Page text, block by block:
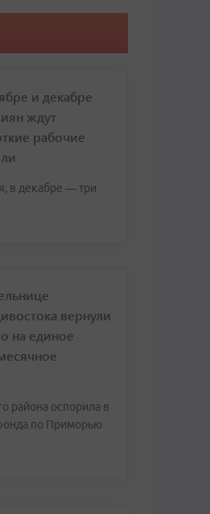
и декабре
ждут
рабочие
в декабре — три
вернули
на единое
района оспорила в
по Приморью